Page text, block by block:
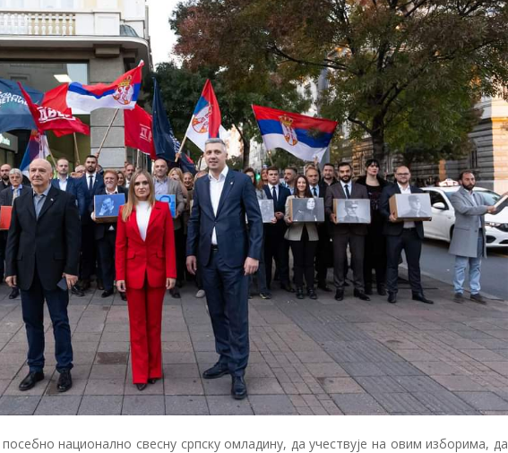
национално свесну српску омладину, да учествује на овим изборима, да